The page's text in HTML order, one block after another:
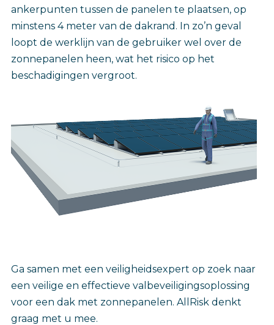
ankerpunten tussen de panelen te plaatsen, op
minstens 4 meter van de dakrand. In zo’n geval
loopt de werklijn van de gebruiker wel over de
zonnepanelen heen, wat het risico op het
beschadigingen vergroot.
Ga samen met een veiligheidsexpert op zoek naar
een veilige en effectieve valbeveiligingsoplossing
voor een dak met zonnepanelen. AllRisk denkt
graag met u mee.